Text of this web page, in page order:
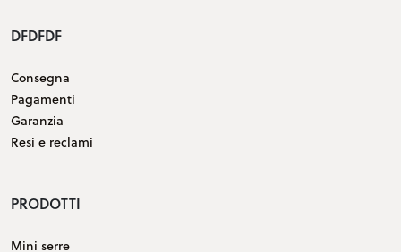
DFDFDF
Consegna
Pagamenti
Garanzia
Resi e reclami
PRODOTTI
Mini serre